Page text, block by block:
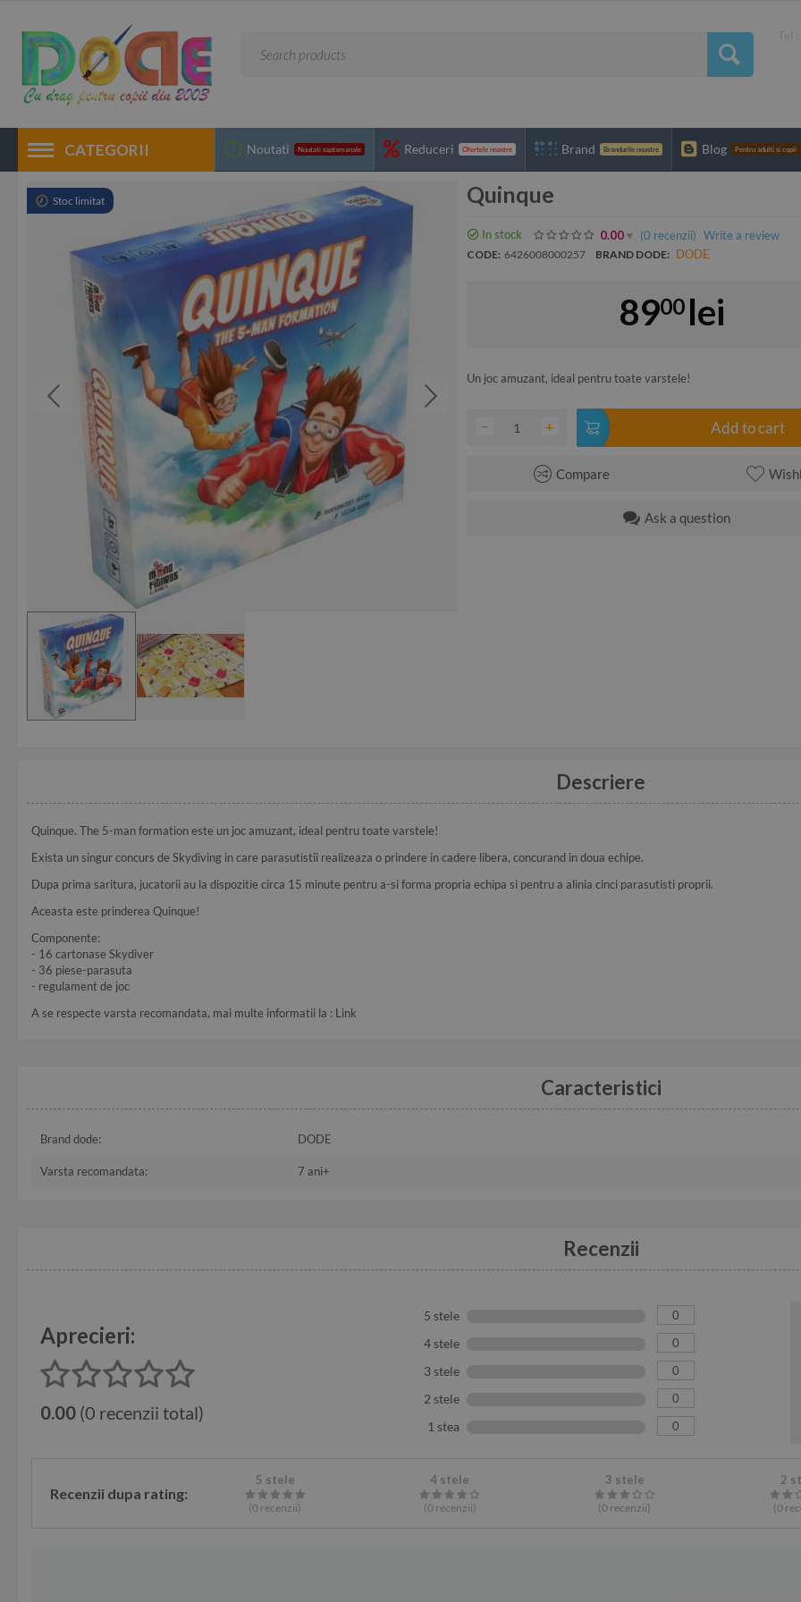
CATEGORII Noutati Noutati saptamanale Reduceri Ofertele noastre Brand Brandurile noastre Blog Pentru adulti si copii
Stoc limitat Quinque
In stock 0.00 (0 recenzii) Write a review
CODE: 6426008000257 BRAND DODE: DODE
8900 lei
Un joc amuzant, ideal pentru toate varstele!
+
− Add to cart
Compare
Ask a question
Descriere
Quinque. The 5-man formation este un joc amuzant, ideal pentru toate varstele!
Exista un singur concurs de Skydiving in care parasutistii realizeaza o prindere in cadere libera, concurand in doua echipe.
Dupa prima saritura, jucatorii au la dispozitie circa 15 minute pentru a-si forma propria echipa si pentru a alinia cinci parasutisti proprii.
Aceasta este prinderea Quinque!
Componente:
- 16 cartonase Skydiver
- 36 piese-parasuta
- regulament de joc
A se respecte varsta recomandata, mai multe informatii la : Link
Caracteristici
Brand dode: DODE
Varsta recomandata: 7 ani+
Recenzii
Aprecieri:
0.00 (0 recenzii total)
5 stele 0
4 stele 0
3 stele 0
2 stele 0
1 stea 0
Recenzii dupa rating:
5 stele
(0 recenzii)
4 stele
(0recenzii)
3 stele
(0 recenzii)
2
(0